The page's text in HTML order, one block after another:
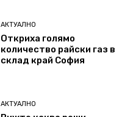
АКТУАЛНО
Откриха голямо
количество райски газ в
склад край София
АКТУАЛНО